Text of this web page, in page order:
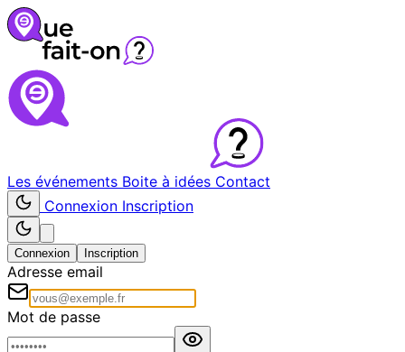
Les événements Boite à idées Contact
Connexion Inscription
Connexion Inscription
Adresse email
Mot de passe